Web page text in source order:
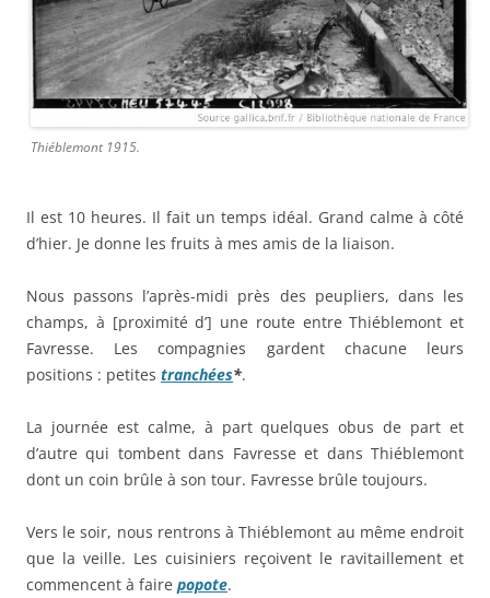
Thiéblemont 1915.
Il est 10 heures. Il fait un temps idéal. Grand calme à côté
d’hier. Je donne les fruits à mes amis de la liaison.
Nous passons l’après-midi près des peupliers, dans les
champs, à [proximité d’] une route entre Thiéblemont et
Favresse. Les compagnies gardent chacune leurs
positions : petites tranchées*.
La journée est calme, à part quelques obus de part et
d’autre qui tombent dans Favresse et dans Thiéblemont
dont un coin brûle à son tour. Favresse brûle toujours.
Vers le soir, nous rentrons à Thiéblemont au même endroit
que la veille. Les cuisiniers reçoivent le ravitaillement et
commencent à faire popote.